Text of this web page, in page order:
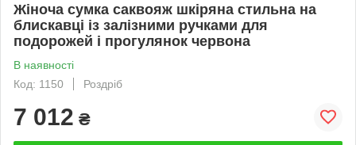
Жіноча сумка саквояж шкіряна стильна на
блискавці із залізними ручками для
подорожей і прогулянок червона
В наявності
Код: 1150
Роздріб
7 012 ₴